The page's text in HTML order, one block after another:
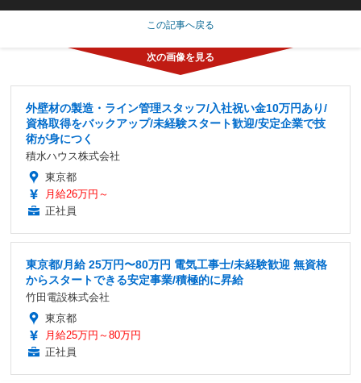
この記事へ戻る
外壁材の製造・ライン管理スタッフ/入社祝い金10万円あり/
資格取得をバックアップ/未経験スタート歓迎/安定企業で技
術が身につく
積水ハウス株式会社
東京都
月給26万円～
正社員
東京都/月給 25万円〜80万円 電気工事士/未経験歓迎 無資格
からスタートできる安定事業/積極的に昇給
竹田電設株式会社
東京都
月給25万円～80万円
正社員